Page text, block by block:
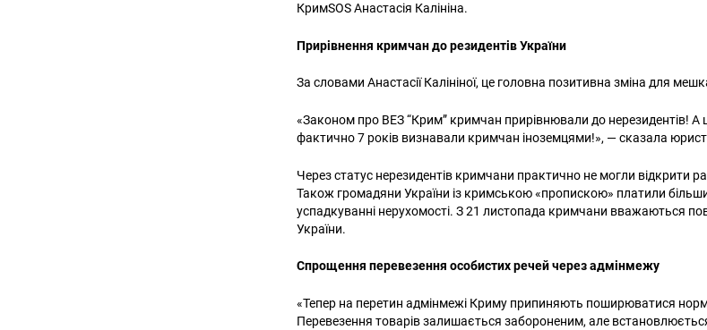
КримSOS Анастасія Калініна.
Прирівнення кримчан до резидентів України
За словами Анастасії Калініної, це головна позитивна зміна для
«Законом про ВЕЗ “Крим” кримчан прирівнювали до нерезидентів! А
фактично 7 років визнавали кримчан іноземцями!», — сказала
Через статус нерезидентів кримчани практично не могли відкрити
Також громадяни України із кримською «пропискою» платили
успадкуванні нерухомості. З 21 листопада кримчани вважаються
України.
Спрощення перевезення особистих речейчерез адмінмежу
«Тепер на перетин адмінмежі Криму припиняють поширюватися
Перевезення товарів залишається забороненим, але